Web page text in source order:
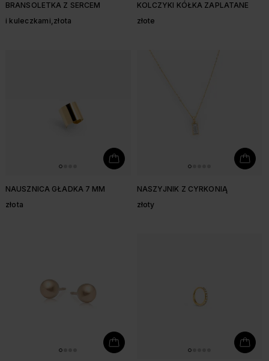
BRANSOLETKA Z SERCEM
i kuleczkami,złota
KOLCZYKI KÓŁKA ZAPLATANE
złote
NAUSZNICA GŁADKA 7 MM
złota
NASZYJNIK Z CYRKONIĄ
złoty